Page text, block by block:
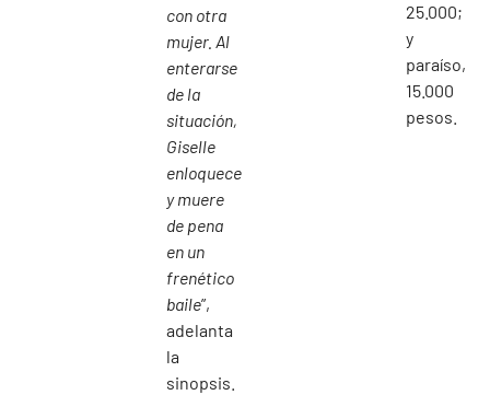
con otra
mujer. Al
enterarse
de la
situación,
Giselle
enloquece
y muere
de pena
en un
frenético
baile”,
adelanta
la
sinopsis.
25.000;
y
paraíso,
15.000
pesos.